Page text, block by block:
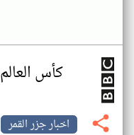
كأس العالم 2026
اخبار جزر القمر